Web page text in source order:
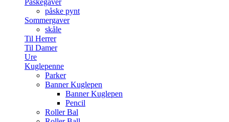
Påskegaver
påske pynt
Sommergaver
skåle
Til Herrer
Til Damer
Ure
Kuglepenne
Parker
Banner Kuglepen
Banner Kuglepen
Pencil
Roller Bal